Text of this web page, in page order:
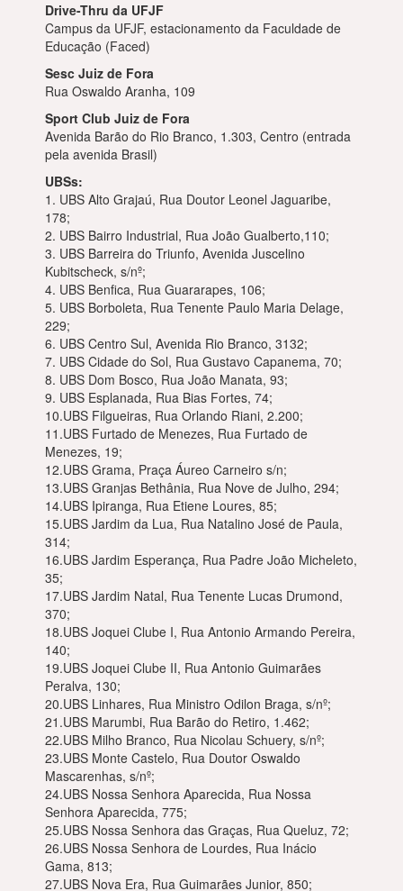
Drive-Thru da UFJF
Campus da UFJF, estacionamento da Faculdade de
Educação (Faced)
Sesc Juiz de Fora
Rua Oswaldo Aranha, 109
Sport Club Juiz de Fora
Avenida Barão do Rio Branco, 1.303, Centro (entrada
pela avenida Brasil)
UBSs:
1. UBS Alto Grajaú, Rua Doutor Leonel Jaguaribe,
178;
2. UBS Bairro Industrial, Rua João Gualberto,110;
3. UBS Barreira do Triunfo, Avenida Juscelino
Kubitscheck, s/nº;
4. UBS Benfica, Rua Guararapes, 106;
5. UBS Borboleta, Rua Tenente Paulo Maria Delage,
229;
6. UBS Centro Sul, Avenida Rio Branco, 3132;
7. UBS Cidade do Sol, Rua Gustavo Capanema, 70;
8. UBS Dom Bosco, Rua João Manata, 93;
9. UBS Esplanada, Rua Bias Fortes, 74;
10.UBS Filgueiras, Rua Orlando Riani, 2.200;
11.UBS Furtado de Menezes, Rua Furtado de
Menezes, 19;
12.UBS Grama, Praça Áureo Carneiro s/n;
13.UBS Granjas Bethânia, Rua Nove de Julho, 294;
14.UBS Ipiranga, Rua Etiene Loures, 85;
15.UBS Jardim da Lua, Rua Natalino José de Paula,
314;
16.UBS Jardim Esperança, Rua Padre João Micheleto,
35;
17.UBS Jardim Natal, Rua Tenente Lucas Drumond,
370;
18.UBS Joquei Clube I, Rua Antonio Armando Pereira,
140;
19.UBS Joquei Clube II, Rua Antonio Guimarães
Peralva, 130;
20.UBS Linhares, Rua Ministro Odilon Braga, s/nº;
21.UBS Marumbi, Rua Barão do Retiro, 1.462;
22.UBS Milho Branco, Rua Nicolau Schuery, s/nº;
23.UBS Monte Castelo, Rua Doutor Oswaldo
Mascarenhas, s/nº;
24.UBS Nossa Senhora Aparecida, Rua Nossa
Senhora Aparecida, 775;
25.UBS Nossa Senhora das Graças, Rua Queluz, 72;
26.UBS Nossa Senhora de Lourdes, Rua Inácio
Gama, 813;
27.UBS Nova Era, Rua Guimarães Junior, 850;